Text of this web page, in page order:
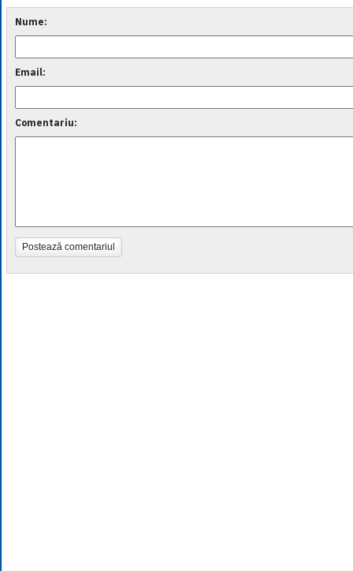
Nume:
Email:
Comentariu:
Postează comentariul